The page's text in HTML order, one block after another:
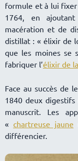
formule et à lui
1764, en
macération et de
distillat : « élixir de
que les moines se
fabriquer l’élixir de
Face au succès de
1840 deux
manuscrit. Les
« chartreuse jaune
différencier.